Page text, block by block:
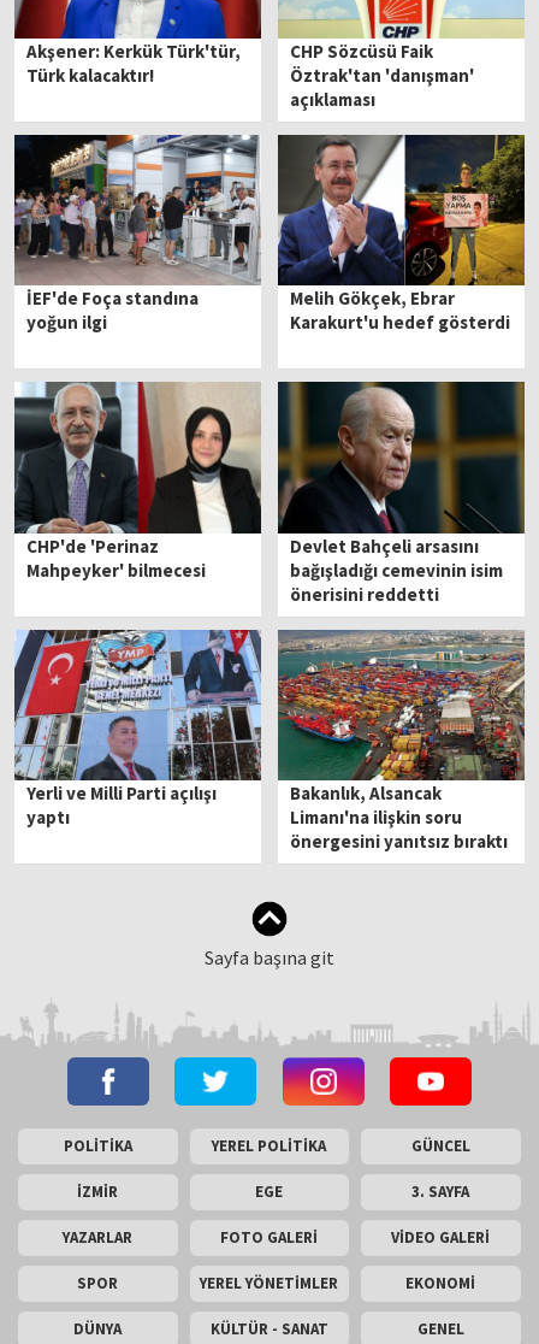
Akşener: Kerkük Türk'tür,
Türk kalacaktır!
CHP Sözcüsü Faik
Öztrak'tan 'danışman'
açıklaması
İEF'de Foça standına
yoğun ilgi
Melih Gökçek, Ebrar
Karakurt'u hedef gösterdi
CHP'de 'Perinaz
Mahpeyker' bilmecesi
Devlet Bahçeli arsasını
bağışladığı cemevinin isim
önerisini reddetti
Yerli ve Milli Parti açılışı
yaptı
Bakanlık, Alsancak
Limanı'na ilişkin soru
önergesini yanıtsız bıraktı
Sayfa başına git
POLİTİKA YEREL POLİTİKA GÜNCEL
İZMİR EGE 3. SAYFA
YAZARLAR FOTO GALERİ VİDEO GALERİ
SPOR YEREL YÖNETİMLER EKONOMİ
DÜNYA KÜLTÜR - SANAT GENEL